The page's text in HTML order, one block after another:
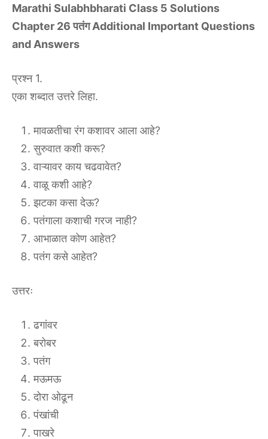
Marathi Sulabhbharati Class 5 Solutions
Chapter 26 पतंग Additional Important Questions
and Answers
प्रश्न 1.
एका शब्दात उत्तरे लिहा.
मावळतीचा रंग कशावर आला आहे?
सुरुवात कशी करू?
वाऱ्यावर काय चढवावेत?
वाळू कशी आहे?
झटका कसा देऊ?
पतंगाला कशाची गरज नाही?
आभाळात कोण आहेत?
पतंग कसे आहेत?
उत्तरः
ढगांवर
बरोबर
पतंग
मऊमऊ
दोरा ओढून
पंखांची
पाखरे